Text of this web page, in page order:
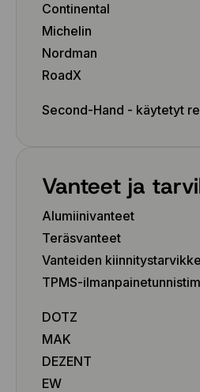
Continental
Michelin
Nordman
RoadX
Second-Hand - käytetyt
Vanteet ja
Alumiinivanteet
Teräsvanteet
Vanteiden
TPMS-
DOTZ
MAK
DEZENT
EW